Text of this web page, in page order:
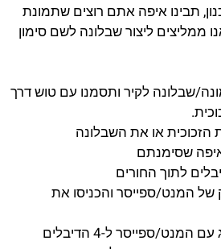
תבינו איפה אתם רוצים שתמונת
ממליצים ליצור שבלונה לשם סימון
שבלונה לקיר ותסמנו עם טוש דרך
הזכוכית או את השבלונה
של המנט/ספייסר והכניסו את
ספייסר ל-4 הדיבלים